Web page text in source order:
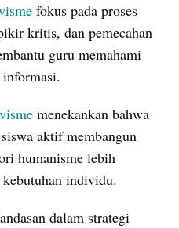
fokus pada proses
kritis, dan pemecahan
guru memahami
menekankan bahwa
aktif membangun
humanisme lebih
individu.
dalam strategi